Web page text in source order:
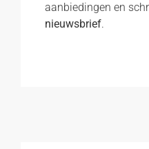
aanbiedingen en
nieuwsbrief.